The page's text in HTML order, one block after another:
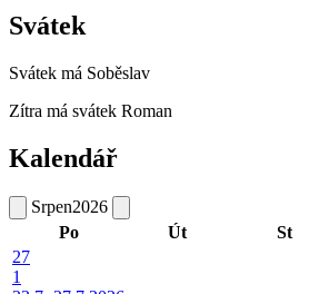
Svátek
Svátek má Soběslav
Zítra má svátek Roman
Kalendář
Srpen2026
Po
Út St
27
1